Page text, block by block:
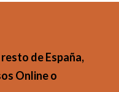
de España,
Online o